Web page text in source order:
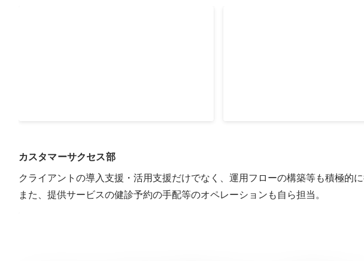
カスタマーサクセス部
クライアントの導入支援・活用支援だけでなく、運用フローの構築等も積極的に
また、提供サービスの健診予約の手配等のオペレーションも自ら担当。